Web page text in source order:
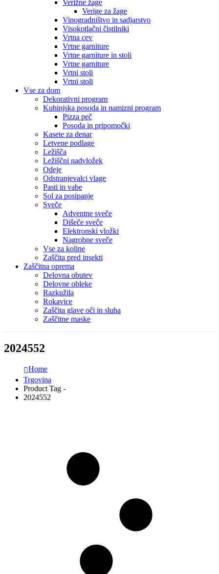
Verižne žage
Verige za žage
Vinogradništvo in sadjarstvo
Visokotlačni čistilniki
Vrtna cev
Vrtne garniture
Vrtne garniture in stoli
Vrtne garniture
Vrtni stoli
Vrtni stoli
Vse za dom
Dekorativni program
Kuhinjska posoda in namizni program
Pizza peč
Posoda in pripomočki
Kasete za denar
Letvene podlage
Ležišča
Ležiščni nadvložek
Odeje
Odstranjevalci vlage
Pasti in vabe
Sol za posipanje
Sveče
Adventne sveče
Dišeče sveče
Elektronski vložki
Nagrobne sveče
Vse za koline
Zaščita pred insekti
Zaščitna oprema
Delovna obutev
Delovne obleke
Razkužila
Rokavice
Zaščita glave oči in sluha
Zaščitne maske
2024552
Home
Trgovina
Product Tag -
2024552